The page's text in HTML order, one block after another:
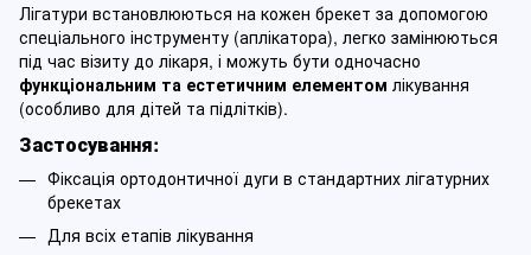
Лігатури встановлюються на кожен брекет за допомогою
спеціального інструменту (аплікатора), легко замінюються
під час візиту до лікаря, і можуть бути одночасно
функціональним та естетичним елементом лікування
(особливо для дітей та підлітків).
Застосування:
Фіксація ортодонтичної дуги в стандартних лігатурних
брекетах
Для всіх етапів лікування